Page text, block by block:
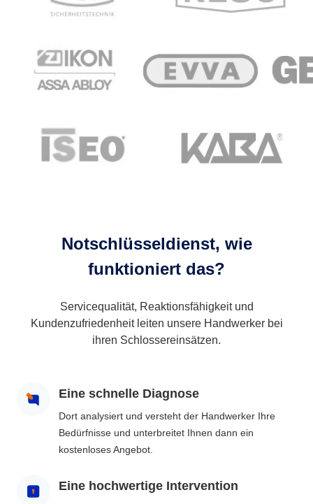
Notschlüsseldienst, wie
funktioniert das?
Servicequalität, Reaktionsfähigkeit und
Kundenzufriedenheit leiten unsere Handwerker bei
ihren Schlossereinsätzen.
Eine schnelle Diagnose
Dort analysiert und versteht der Handwerker Ihre
Bedürfnisse und unterbreitet Ihnen dann ein
kostenloses Angebot.
Eine hochwertige Intervention